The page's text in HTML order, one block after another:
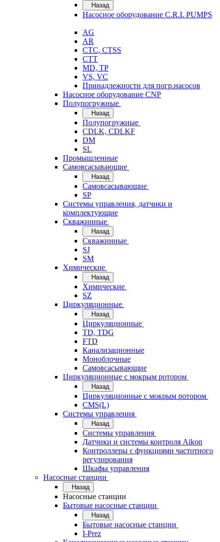
Назад
Насосное оборудование C.R.I. PUMPS
AG
AR
CTC, CTSS
CTT
MD, TP
VS, VC
Принадлежности для погр.насосов
Насосное оборудование CNP
Полупогружные
Назад
Полупогружные
CDLK, CDLKF
DM
SL
Промышленные
Самовсасывающие
Назад
Самовсасывающие
SP
Системы управления, датчики и
комплектующие
Скважинные
Назад
Скважинные
SJ
SM
Химические
Назад
Химические
SZ
Циркуляционные
Назад
Циркуляционные
TD, TDG
FTD
Канализационные
Моноблочные
Самовсасывающие
Циркуляционные с мокрым ротором
Назад
Циркуляционные с мокрым ротором
CMS(L)
Системы управления
Назад
Системы управления
Датчики и системы контроля Aikon
Контроллеры с функциями частотного
регулирования
Шкафы управления
Насосные станции
Назад
Насосные станции
Бытовые насосные станции
Назад
Бытовые насосные станции
I-Prez